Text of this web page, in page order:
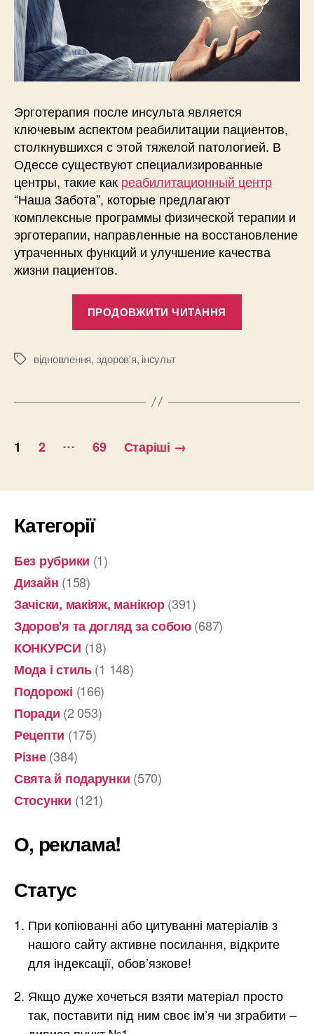
Эрготерапия после инсульта является
ключевым аспектом реабилитации пациентов,
столкнувшихся с этой тяжелой патологией. В
Одессе существуют специализированные
центры, такие как реабилитационный центр
“Наша Забота”, которые предлагают
комплексные программы физической терапии и
эрготерапии, направленные на восстановление
утраченных функций и улучшение качества
жизни пациентов.
ПРОДОВЖИТИ ЧИТАННЯ
Позначкивідновлення, здоров'я, інсульт
Пагінація
1 2 … 69 Старіші →
Категорії
Без рубрики (1)
Дизайн (158)
Зачіски, макіяж, манікюр(391)
Здоров'я та догляд за собою(687)
КОНКУРСИ (18)
Мода і стиль(1 148)
Подорожі (166)
Поради (2 053)
Рецепти (175)
Різне(384)
Свята й подарунки (570)
Стосунки (121)
О, реклама!
Статус
При копіюванні або цитуванні матеріалів з
нашого сайту активне посилання, відкрите
для індексації, обов’язкове!
Якщо дуже хочеться взяти матеріал просто
так, поставити під ним своє ім’я чи зграбити –